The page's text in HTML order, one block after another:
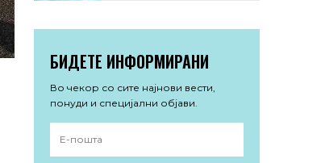
БИДЕТЕ ИНФОРМИРАНИ
Во чекор со сите најнови вести,
понуди и специјални објави.